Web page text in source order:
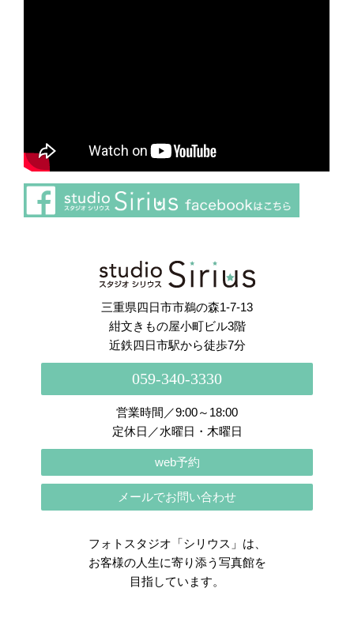
Instagram でフォロー
三重県四日市市鵜の森1-7-13
紺文きもの屋小町ビル3階
近鉄四日市駅から徒歩7分
059-340-3330
営業時間／9:00～18:00
定休日／水曜日・木曜日
web予約
メールでお問い合わせ
フォトスタジオ「シリウス」は、
お客様の人生に寄り添う写真館を
目指しています。